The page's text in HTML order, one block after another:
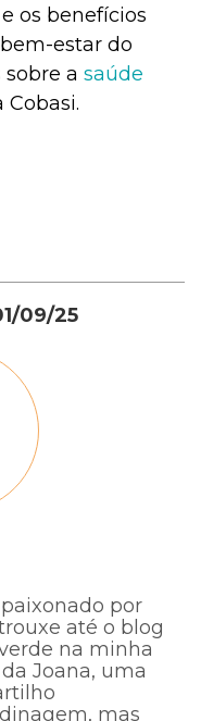
e os benefícios
estar do
a saúde
09/25
por
até o blog
na minha
Joana, uma
mas